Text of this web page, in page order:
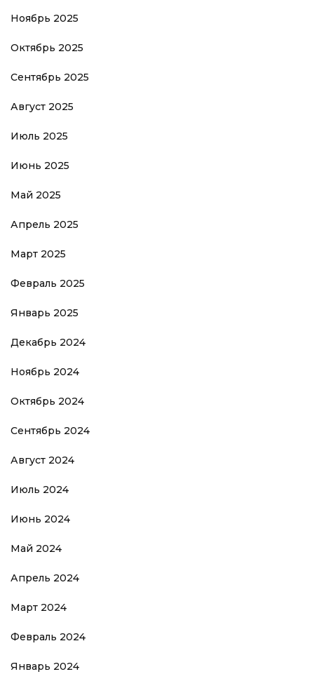
Ноябрь 2025
Октябрь 2025
Сентябрь 2025
Август 2025
Июль 2025
Июнь 2025
Май 2025
Апрель 2025
Март 2025
Февраль 2025
Январь 2025
Декабрь 2024
Ноябрь 2024
Октябрь 2024
Сентябрь 2024
Август 2024
Июль 2024
Июнь 2024
Май 2024
Апрель 2024
Март 2024
Февраль 2024
Январь 2024